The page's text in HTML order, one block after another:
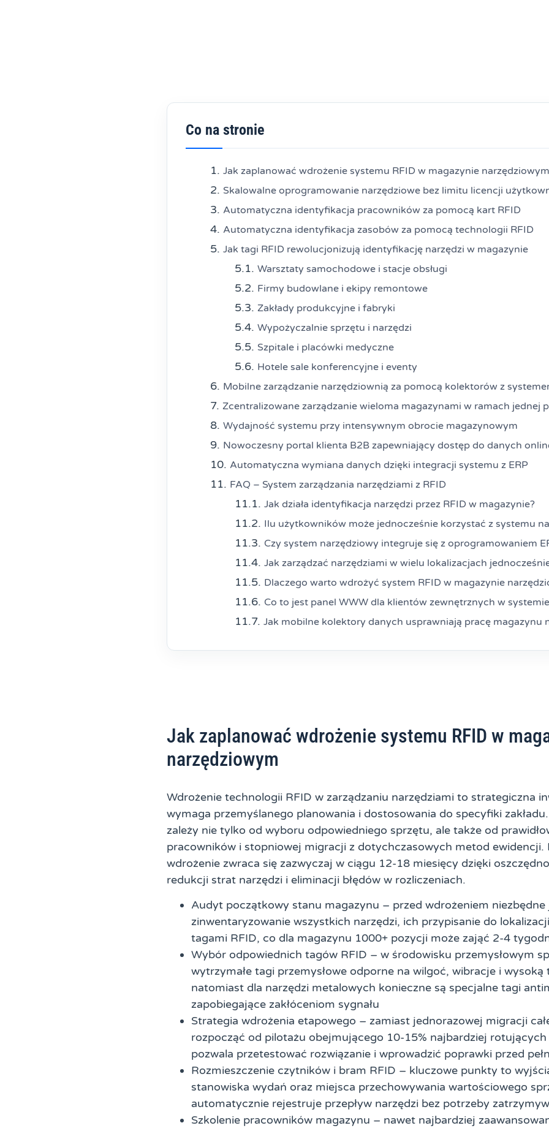
Co na stronie
Jak zaplanować wdrożenie systemu RFID w magazynie narzędziowym
Skalowalne oprogramowanie narzędziowe bez limitu licencji
Automatyczna identyfikacja pracowników za pomocą kart RFID
Automatyczna identyfikacja zasobów za pomocą technologii RFID
Jak tagi RFID rewolucjonizują identyfikację narzędzi w magazynie
Warsztaty samochodowe i stacje obsługi
Firmy budowlane i ekipy remontowe
Zakłady produkcyjne i fabryki
Wypożyczalnie sprzętu i narzędzi
Szpitale i placówki medyczne
Hotele sale konferencyjne i eventy
Mobilne zarządzanie narzędziownią za pomocą kolektorów z
Zcentralizowane zarządzanie wieloma magazynami w ramach jednej
Wydajność systemu przy intensywnym obrocie magazynowym
Nowoczesny portal klienta B2B zapewniający dostęp do danych
Automatyczna wymiana danych dzięki integracji systemu z ERP
FAQ – System zarządzania narzędziami z RFID
Jak działa identyfikacja narzędzi przez RFID w magazynie?
Ilu użytkowników może jednocześnie korzystać z systemu
Czy system narzędziowy integruje się z oprogramowaniem
Jak zarządzać narzędziami w wielu lokalizacjach
Dlaczego warto wdrożyć system RFID w magazynie
Co to jest panel WWW dla klientów zewnętrznych w
Jak mobilne kolektory danych usprawniają pracę magazynu
Jak zaplanować wdrożenie systemu RFID w
narzędziowym
Wdrożenie technologii RFID w zarządzaniu narzędziami to strategiczna
wymaga przemyślanego planowania i dostosowania do specyfiki
zależy nie tylko od wyboru odpowiedniego sprzętu, ale także od
pracowników i stopniowej migracji z dotychczasowych metod ewidencji.
wdrożenie zwraca się zazwyczaj w ciągu 12-18 miesięcy dzięki
redukcji strat narzędzi i eliminacji błędów w rozliczeniach.
Audyt początkowy stanu magazynu – przed wdrożeniem niezbędne
zinwentaryzowanie wszystkich narzędzi, ich przypisanie do
tagami RFID, co dla magazynu 1000+ pozycji może zająć 2-4
Wybór odpowiednich tagów RFID – w środowisku przemysłowym
wytrzymałe tagi przemysłowe odporne na wilgoć, wibracje i
natomiast dla narzędzi metalowych konieczne są specjalne tagi
zapobiegające zakłóceniom sygnału
Strategia wdrożenia etapowego – zamiast jednorazowej migracji
rozpocząć od pilotażu obejmującego 10-15% najbardziej rotujących
pozwala przetestować rozwiązanie i wprowadzić poprawki przed
Rozmieszczenie czytników i bram RFID – kluczowe punkty to
stanowiska wydań oraz miejsca przechowywania wartościowego
automatycznie rejestruje przepływ narzędzi bez potrzeby
Szkolenie pracowników magazynu – nawet najbardziej